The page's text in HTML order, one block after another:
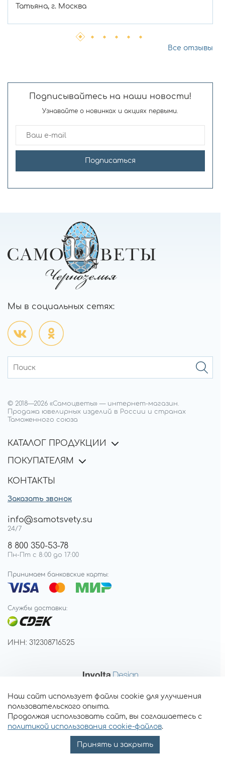
Татьяна, г. Москва
Все отзывы
Подписывайтесь на наши новости!
Узнавайте о новинках и акциях первыми.
Подписаться
Мы в социальных сетях:
© 2018—2026 «Самоцветы» — интернет-магазин.
Продажа ювелирных изделий в России и странах
Таможенного союза
КАТАЛОГ ПРОДУКЦИИ
ПОКУПАТЕЛЯМ
КОНТАКТЫ
Заказать звонок
info@samotsvety.su
24/7
8 800 350-53-78
Пн-Пт с 8:00 до 17:00
Принимаем банковские карты:
Службы доставки:
ИНН: 312308716525
Наш сайт использует файлы cookie для улучшения
пользовательского опыта.
Продолжая использовать сайт, вы соглашаетесь с
политикой использования cookie-файлов.
Принять и закрыть